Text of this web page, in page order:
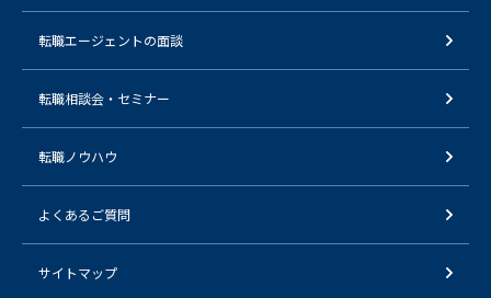
転職エージェントの面談
転職相談会・セミナー
転職ノウハウ
よくあるご質問
サイトマップ